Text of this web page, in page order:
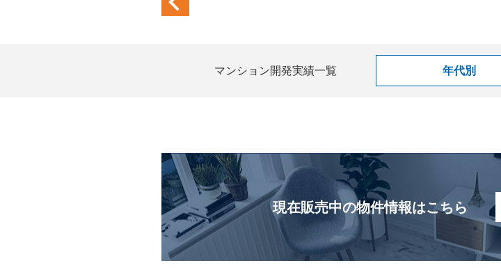
マンション開発実績一覧 年代別
現在販売中の物件情報はこちら